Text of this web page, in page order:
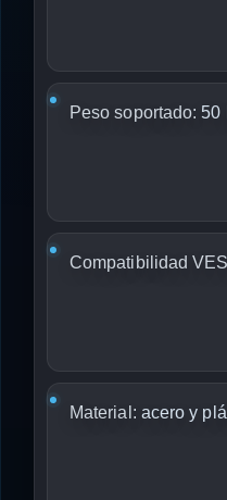
Peso soportado: 50
Compatibilidad
Material: acero y